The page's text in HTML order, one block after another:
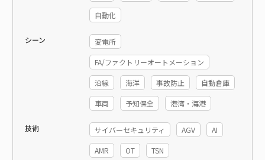
自動化
シーン 変電所
FA/ファクトリーオートメーション
沿線 海洋 事故防止 自動倉庫
車両 予知保全 港湾・海港
技術 サイバーセキュリティ AGV AI
AMR OT TSN